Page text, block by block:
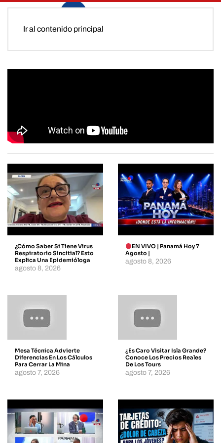
Ir al contenido principal
¿Cómo Saber Si Tiene Virus
Respiratorio Sincitial? Esto
Explica Una Epidemióloga
agosto 8, 2026
EN VIVO | Panamá Hoy 7
Agosto |
agosto 8, 2026
Mesa Técnica Advierte
Diferencias En Los Cálculos
Para Cerrar La Mina
agosto 7, 2026
¿Es Caro Visitar Isla Grande?
Conoce Los Precios Reales
De Los Tours
agosto 7, 2026